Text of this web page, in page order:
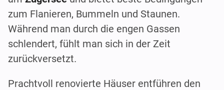
zum Flanieren, Bummeln und Staunen.
Während man durch die engen Gassen
schlendert, fühlt man sich in der Zeit
zurückversetzt.
Prachtvoll renovierte Häuser entführen den